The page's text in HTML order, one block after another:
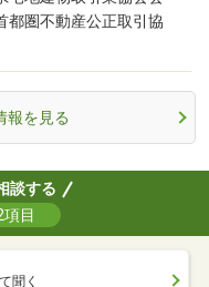
都圏不動産公正取引協
報を見る
談する
目
聞く